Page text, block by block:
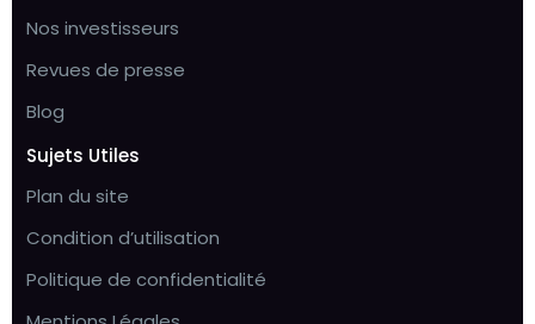
Nos investisseurs
Revues de presse
Blog
Sujets Utiles
Plan du site
Condition d’utilisation
Politique de confidentialité